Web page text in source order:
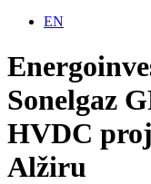
EN
Sonelgaz
HVDC
Alžiru